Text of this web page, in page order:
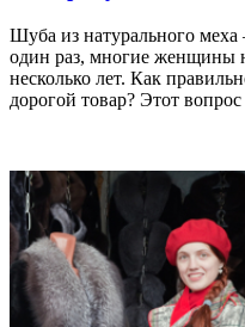
Шуба из натурального меха
один раз, многие женщины
несколько лет. Как
дорогой товар? Этот